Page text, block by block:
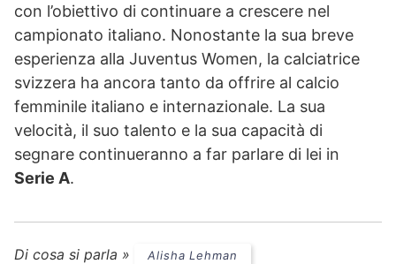
con l’obiettivo di continuare a crescere nel
campionato italiano. Nonostante la sua breve
esperienza alla Juventus Women, la calciatrice
svizzera ha ancora tanto da offrire al calcio
femminile italiano e internazionale. La sua
velocità, il suo talento e la sua capacità di
segnare continueranno a far parlare di lei in
Serie A.
Di cosa si parla » Alisha Lehman